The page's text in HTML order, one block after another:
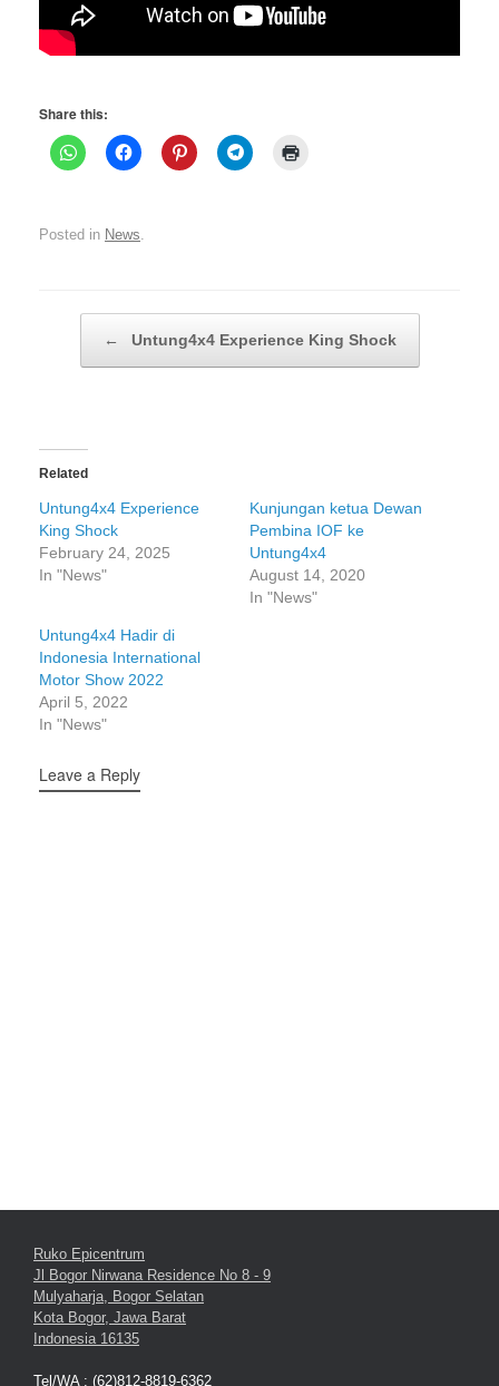
Share this:
Posted in News
← Untung4x4 Experience King Shock
Related
Untung4x4 Experience
King Shock
February 24, 2025
In "News"
Kunjungan ketua Dewan
Pembina IOF ke
Untung4x4
August 14, 2020
In "News"
Untung4x4 Hadir di
Indonesia International
Motor Show 2022
April 5, 2022
In "News"
Leave a Reply
Ruko Epicentrum
Jl Bogor Nirwana Residence No 8 - 9
Mulyaharja, Bogor Selatan
Kota Bogor, Jawa Barat
Indonesia 16135
Tel/WA : (62)812-8819-6362